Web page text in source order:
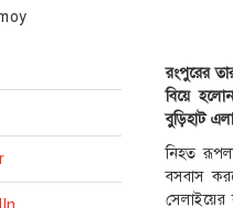
স্ট
২
০
২
৫
,
১
৮
রংপুরের
বিয়ে
বুড়িহাট
নিহত
বসবাস
সেলাইয়ের